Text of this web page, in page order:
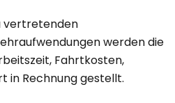
vertretenden
werden die
Fahrtkosten,
in Rechnung gestellt.